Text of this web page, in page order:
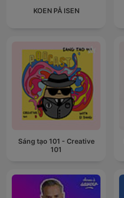
KOEN PÅ ISEN
Sáng tạo 101 - Creative
101